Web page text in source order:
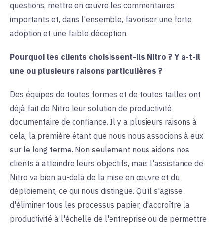
questions, mettre en œuvre les commentaires
importants et, dans l'ensemble, favoriser une forte
adoption et une faible déception.
Pourquoi les clients choisissent-ils Nitro ? Y a-t-il
une ou plusieurs raisons particulières ?
Des équipes de toutes formes et de toutes tailles ont
déjà fait de Nitro leur solution de productivité
documentaire de confiance. Il y a plusieurs raisons à
cela, la première étant que nous nous associons à eux
sur le long terme. Non seulement nous aidons nos
clients à atteindre leurs objectifs, mais l'assistance de
Nitro va bien au-delà de la mise en œuvre et du
déploiement, ce qui nous distingue. Qu'il s'agisse
d'éliminer tous les processus papier, d'accroître la
productivité à l'échelle de l'entreprise ou de permettre